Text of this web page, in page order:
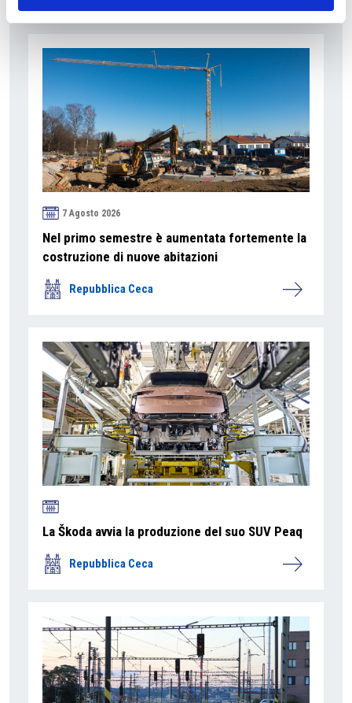
Suggeriti per te
7 Agosto 2026
Nel primo semestre è aumentata fortemente la
costruzione di nuove abitazioni
Repubblica Ceca
La Škoda avvia la produzione del suo SUV Peaq
Repubblica Ceca